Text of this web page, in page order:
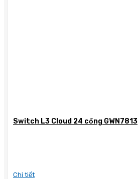
Switch L3 Cloud 24 cổng GWN7813
Chi tiết